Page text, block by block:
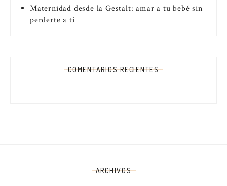
Maternidad desde la Gestalt: amar a tu bebé sin
perderte a ti
COMENTARIOS RECIENTES
ARCHIVOS